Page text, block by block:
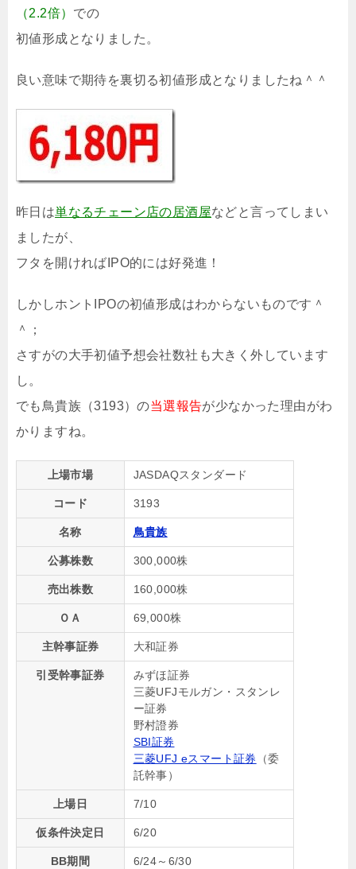
（2.2倍） での
初値形成となりました。
良い意味で期待を裏切る初値形成となりましたね＾＾
昨日は単なるチェーン店の居酒屋などと言ってしまい
ましたが、
フタを開ければIPO的には好発進！
しかしホントIPOの初値形成はわからないものです＾
＾；
さすがの大手初値予想会社数社も大きく外しています
し。
でも鳥貴族（3193）の当選報告が少なかった理由がわ
かりますね。
上場市場 JASDAQスタンダード
コード 3193
名称 鳥貴族
公募株数 300,000株
売出株数 160,000株
ＯＡ 69,000株
主幹事証券 大和証券
引受幹事証券
みずほ証券
三菱UFJモルガン・スタンレ
ー証券
野村證券
SBI証券
三菱UFJ eスマート証券
（委
託幹事）
上場日 7/10
仮条件決定日 6/20
BB期間 6/24～6/30